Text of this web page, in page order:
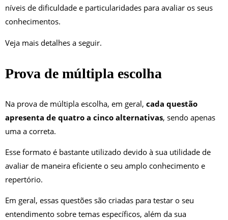
níveis de dificuldade e particularidades para avaliar os seus
conhecimentos.
Veja mais detalhes a seguir.
Prova de múltipla escolha
Na prova de múltipla escolha, em geral, cada questão
apresenta de quatro a cinco alternativas, sendo apenas
uma a correta.
Esse formato é bastante utilizado devido à sua utilidade de
avaliar de maneira eficiente o seu amplo conhecimento e
repertório.
Em geral, essas questões são criadas para testar o seu
entendimento sobre temas específicos, além da sua